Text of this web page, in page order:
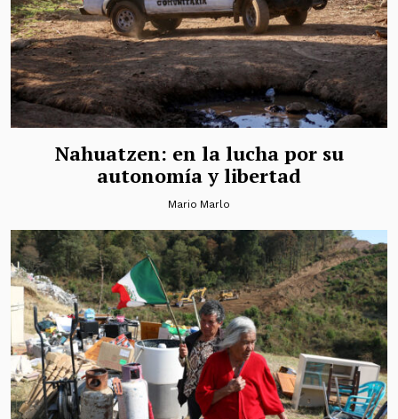
Nahuatzen: en la lucha por su
autonomía y libertad
Mario Marlo